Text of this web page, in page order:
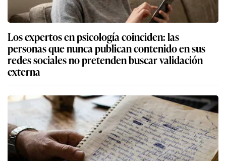
Los expertos en psicología coinciden: las
personas que nunca publican contenido en sus
redes sociales no pretenden buscar validación
externa